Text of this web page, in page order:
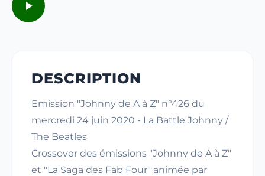
DESCRIPTION
Emission "Johnny de A à Z" n°426 du
mercredi 24 juin 2020 - La Battle Johnny /
The Beatles
Crossover des émissions "Johnny de A à Z"
et "La Saga des Fab Four" animée par